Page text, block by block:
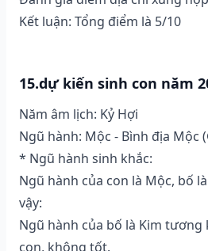
Kết luận: Tổng điểm là 5/10
15.dự kiến sinh con năm
Năm âm lịch: Kỷ Hợi
Ngũ hành: Mộc - Bình địa Mộc
* Ngũ hành sinh khắc:
Ngũ hành của con là Mộc, bố
vậy:
Ngũ hành của bố là Kim tương
con, không tốt.